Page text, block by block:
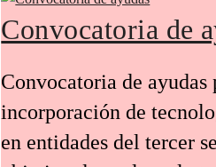
Convocatoria de
Convocatoria de
incorporación de
en entidades del tercer